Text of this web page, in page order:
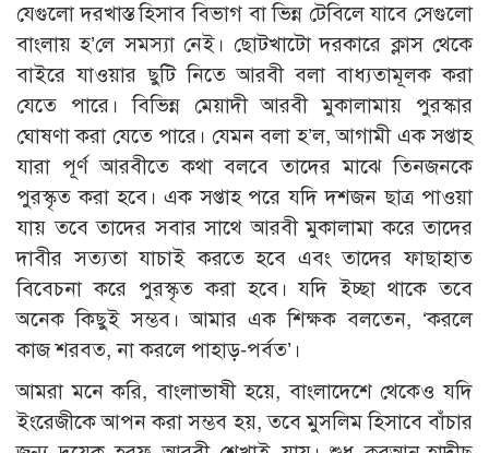
যেগুলো দরখাস্ত হিসাব বিভাগ বা ভিন্ন টেবিলে যাবে সেগুলো
বাংলায় হ’লে সমস্যা নেই। ছোটখাটো দরকারে ক্লাস থেকে
বাইরে যাওয়ার ছুটি নিতে আরবী বলা বাধ্যতামূলক করা
যেতে পারে। বিভিন্ন মেয়াদী আরবী মুকালামায় পুরস্কার
ঘোষণা করা যেতে পারে। যেমন বলা হ’ল, আগামী এক সপ্তাহ
যারা পূর্ণ আরবীতে কথা বলবে তাদের মাঝে তিনজনকে
পুরস্কৃত করা হবে। এক সপ্তাহ পরে যদি দশজন ছাত্র পাওয়া
যায় তবে তাদের সবার সাথে আরবী মুকালামা করে তাদের
দাবীর সত্যতা যাচাই করতে হবে এবং তাদের ফাছাহাত
বিবেচনা করে পুরস্কৃত করা হবে। যদি ইচ্ছা থাকে তবে
অনেক কিছুই সম্ভব। আমার এক শিক্ষক বলতেন, ‘করলে
কাজ শরবত, না করলে পাহাড়-পর্বত’।
আমরা মনে করি, বাংলাভাষী হয়ে, বাংলাদেশে থেকেও যদি
ইংরেজীকে আপন করা সম্ভব হয়, তবে মুসলিম হিসাবে বাঁচার